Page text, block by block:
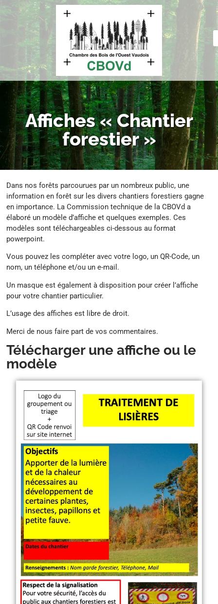
Affiches « Chantier
forestier »
Dans nos forêts parcourues par un nombreux public, une
information en forêt sur les divers chantiers forestiers gagne
en importance. La Commission technique de la CBOVd a
élaboré un modèle d’affiche et quelques exemples. Ces
modèles sont téléchargeables ci-dessous au format
powerpoint.
Vous pouvez les compléter avec votre logo, un QR-Code, un
nom, un téléphone et/ou un e-mail.
Un masque est également à disposition pour créer l’affiche
pour votre chantier particulier.
L’usage des affiches est libre de droit.
Merci de nous faire part de vos commentaires.
Télécharger une affiche ou le
modèle